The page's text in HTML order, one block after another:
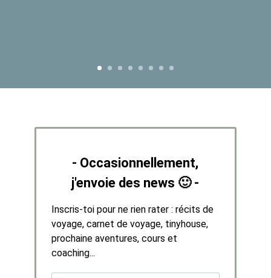
- Occasionnellement,
j'envoie des news 🙂 -
Inscris-toi pour ne rien rater : récits de
voyage, carnet de voyage, tinyhouse,
prochaine aventures, cours et
coaching...